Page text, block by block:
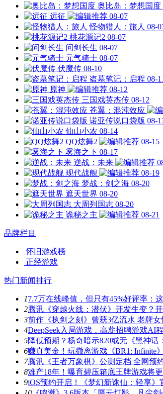
奥比岛：梦想国度
远征
08-07
怪物猎人：旅人 08-
桃花源记2 08-07
问剑长生 08-07
元气骑士 08-07
伏魔传 08-10
盗墓笔记：启程 08-
原神
08-12
三国戏英杰传 08-12
苍翼：混沌效应
诺亚传说口袋版 08-
仙山小农 08-14
QQ炫舞2
08-15
雾海之下 08-17
逆战：未来
现代战舰
08-19
梦战：剑之海 08-20
遮天世界 08-20
大周列国志 08-20
诡秘之主
08-21
品牌栏目
怀旧游戏榜
正经游戏
热门新闻排行
17.7万在线峰值，但只有45%好评率：
2腾讯《穿越火线：潜伏》开发生变？
3前作《执剑之刻》曾获3亿流水 老牌
4DeepSeek入局游戏，高薪招聘游戏AI
5降低预期？杨奇暗示820或无《黑神话
6赚真美金！玩撤离游戏《BR1: Infinite
7腾讯《王者万象棋》公测定档 全网预
8难产18年！曝育碧压箱底王牌游戏将
9iOS预约开启！《梦幻新诛仙：轻享》